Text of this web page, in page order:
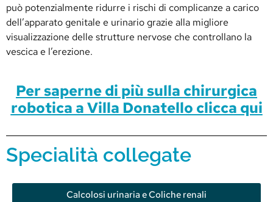
può potenzialmente ridurre i rischi di complicanze a carico
dell’apparato genitale e urinario grazie alla migliore
visualizzazione delle strutture nervose che controllano la
vescica e l’erezione.
Per saperne di più sulla chirurgica
robotica a Villa Donatello clicca qui
Specialità collegate
Calcolosi urinaria e Coliche renali